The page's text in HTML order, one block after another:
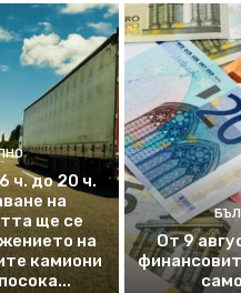
ч. до 20 ч.
на
ще се
на
камиони
От 9